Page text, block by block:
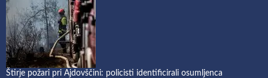
Štirje požari pri Ajdovščini: policisti identificirali osumljenca